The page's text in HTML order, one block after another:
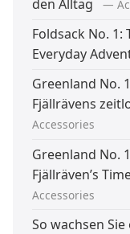
den Alltag
—
Foldsack No.
Everyday
Greenland No.
Fjällrävens
Accessories
Greenland No.
Fjällräven’s
Accessories
So wachsen